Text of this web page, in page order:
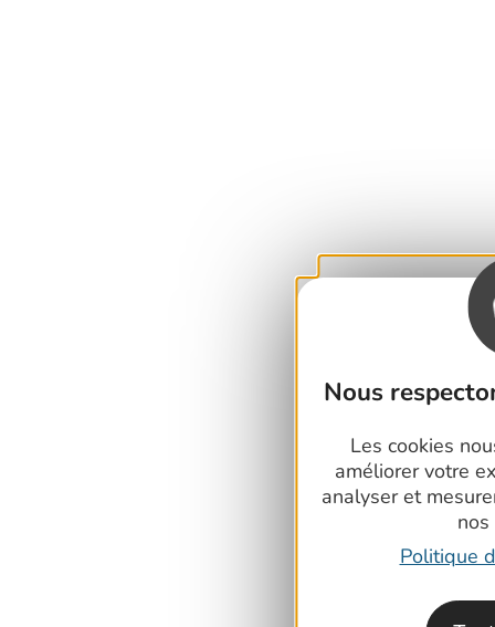
Nous
Les cookies
améliorer votre
analyser et
nos
Politique